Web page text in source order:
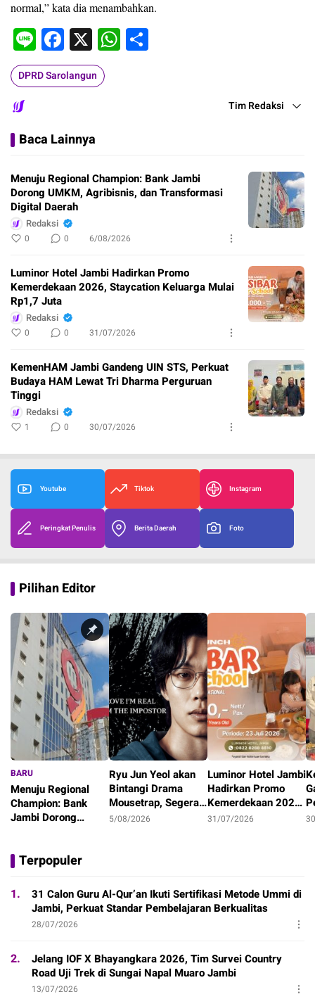
normal,” kata dia menambahkan.
LineFacebook
X WhatsApp
DPRD Sarolangun
Tim Redaksi
Baca Lainnya
Menuju Regional Champion: Bank Jambi
Dorong UMKM, Agribisnis, dan Transformasi
Digital Daerah
Redaksi
0 0 6/08/2026
Luminor Hotel Jambi Hadirkan Promo
Kemerdekaan 2026, Staycation Keluarga Mulai
Rp1,7 Juta
Redaksi
0 0 31/07/2026
KemenHAM Jambi Gandeng UIN STS, Perkuat
Budaya HAM Lewat Tri Dharma Perguruan
Tinggi
Redaksi
1 0 30/07/2026
Youtube Tiktok Instagram
Peringkat Penulis Berita Daerah Foto
Pilihan Editor
BARU
Menuju Regional
Champion: Bank
Jambi Dorong
Digital Daerah
Ryu Jun Yeol akan
Bintangi Drama
Mousetrap, Segera
Tayang di Netflix!
5/08/2026
Luminor Hotel Jambi
Hadirkan Promo
Kemerdekaan 2026,
Staycation Keluarga
31/07/2026
Terpopuler
1.
31 Calon Guru Al-Qur’an Ikuti Sertifikasi Metode Ummi di
Jambi, Perkuat Standar Pembelajaran Berkualitas
28/07/2026
2.
Jelang IOF X Bhayangkara 2026, Tim Survei Country
Road Uji Trek di Sungai Napal Muaro Jambi
13/07/2026